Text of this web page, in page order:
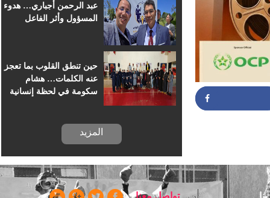
عبد الرحمن أجباري… هدوء
المسؤول وأثر الفاعل
حين تنطق القلوب بما تعجز
عنه الكلمات… هشام
سكومة في لحظة إنسانية
المزيد
تواصل معنا